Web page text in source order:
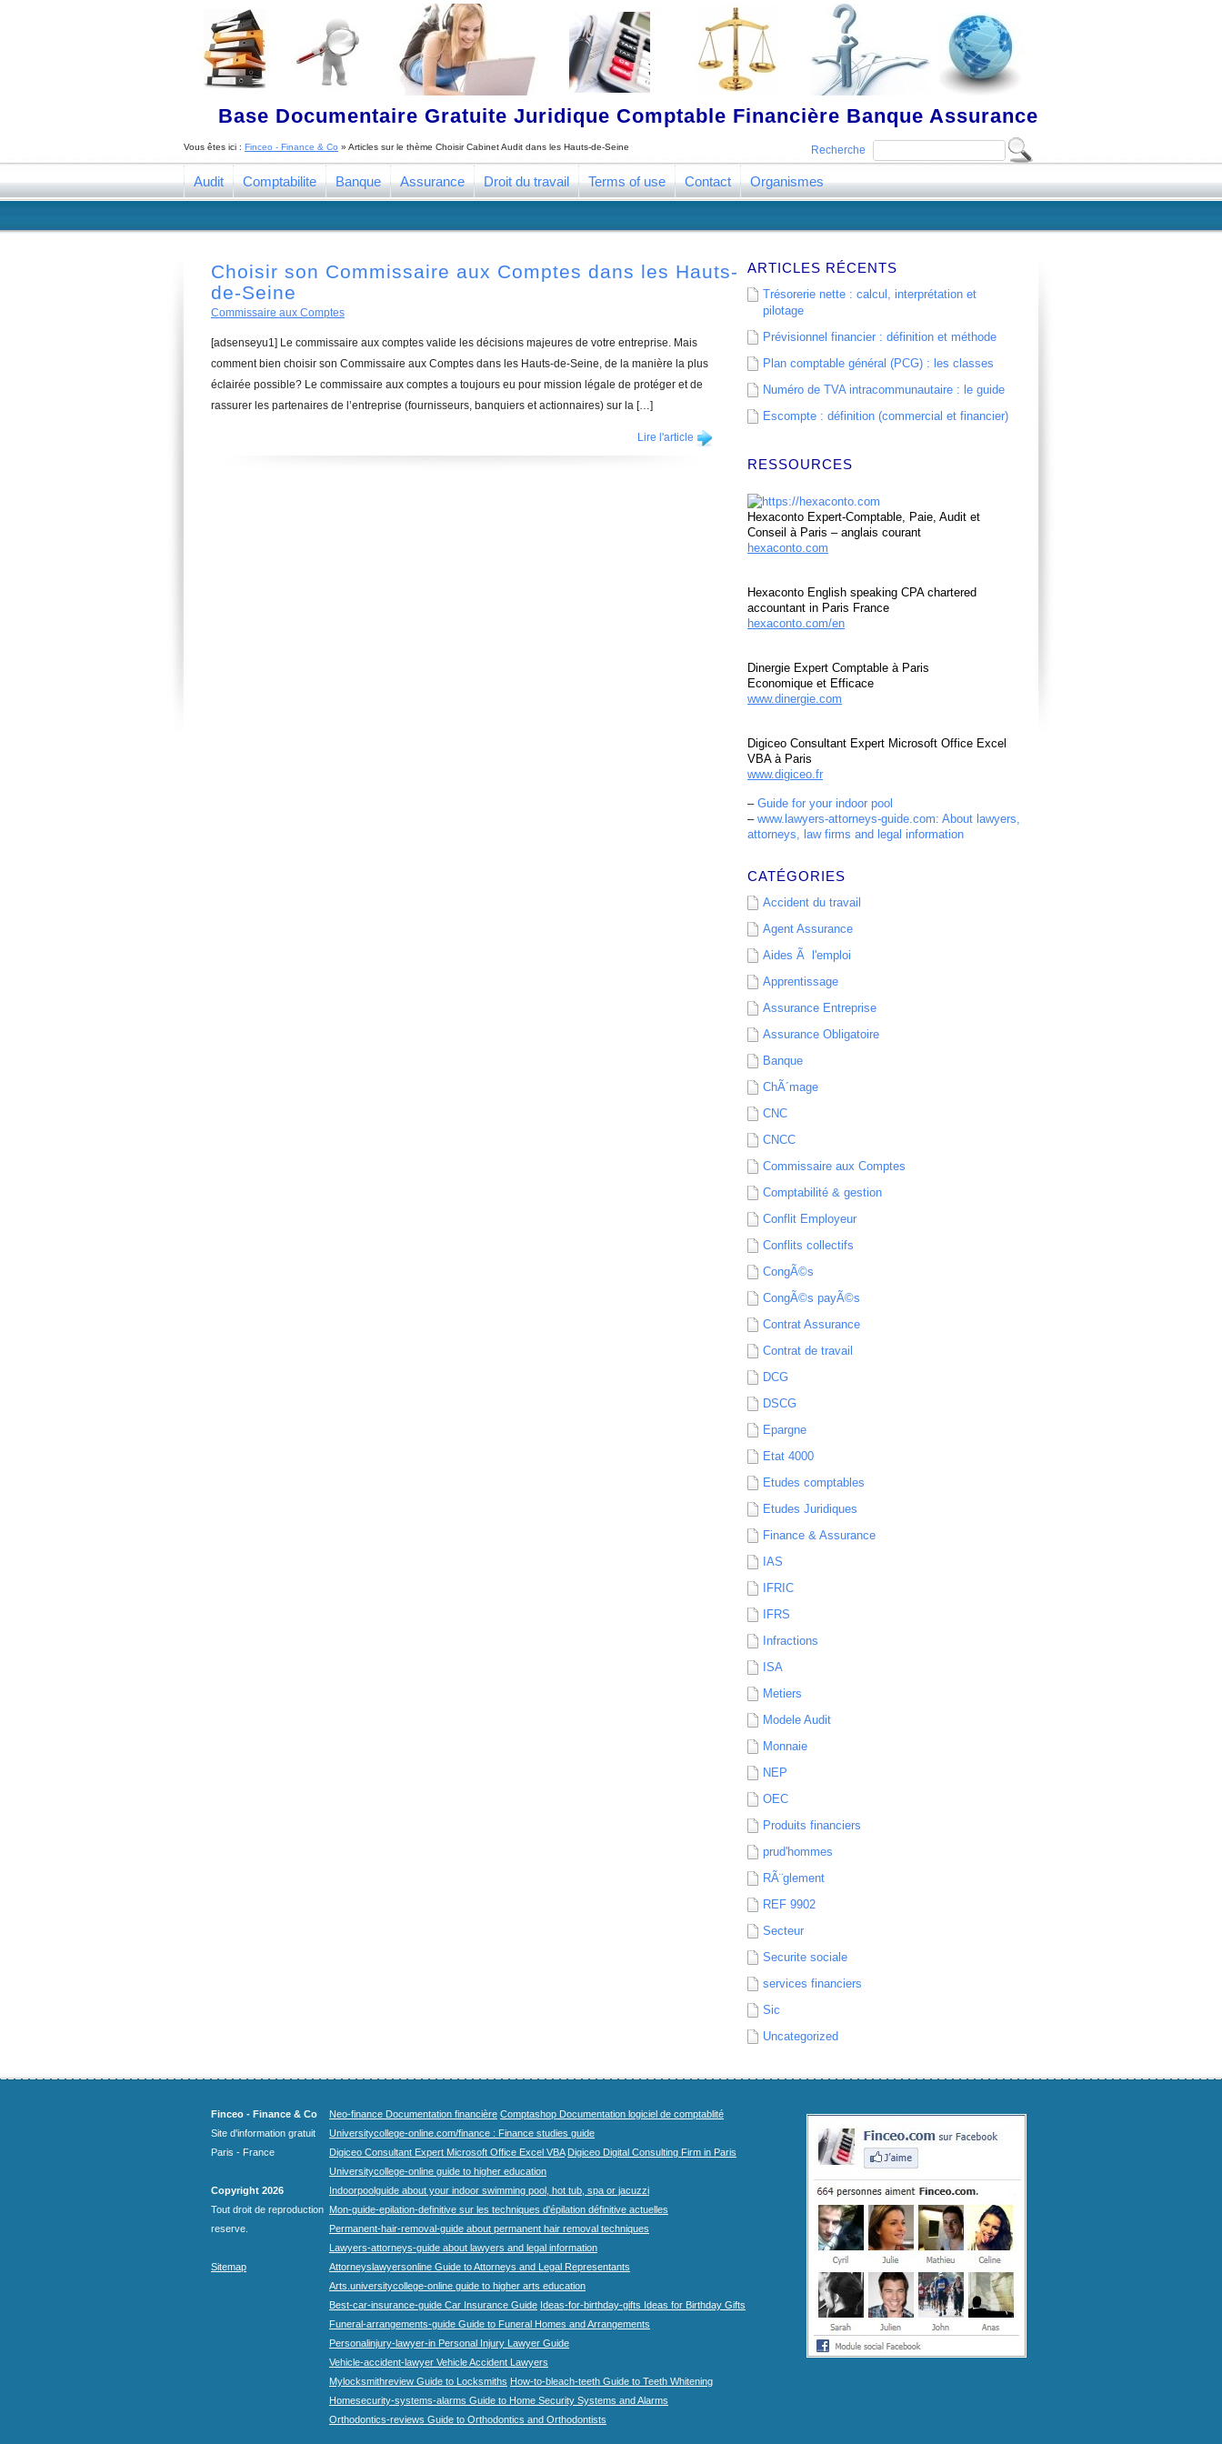
Base Documentaire Gratuite Juridique Comptable Financière Banque Assurance
Recherche
Vous êtes ici : Finceo - Finance & Co » Articles sur le thème Choisir Cabinet Audit dans les Hauts-de-Seine
Audit Comptabilite Banque Assurance Droit du travail Terms of use Contact Organismes
Choisir son Commissaire aux Comptes dans les Hauts-
de-Seine
Commissaire aux Comptes
[adsenseyu1] Le commissaire aux comptes valide les décisions majeures de votre entreprise. Mais
comment bien choisir son Commissaire aux Comptes dans les Hauts-de-Seine, de la manière la plus
éclairée possible? Le commissaire aux comptes a toujours eu pour mission légale de protéger et de
rassurer les partenaires de l’entreprise (fournisseurs, banquiers et actionnaires) sur la […]
Lire l'article
ARTICLES RÉCENTS
Trésorerie nette : calcul, interprétation et
pilotage
Prévisionnel financier : définition et méthode
Plan comptable général (PCG) : les classes
Numéro de TVA intracommunautaire : le guide
Escompte : définition (commercial et financier)
RESSOURCES
Hexaconto Expert-Comptable, Paie, Audit et
Conseil à Paris – anglais courant
hexaconto.com
Hexaconto English speaking CPA chartered
accountant in Paris France
hexaconto.com/en
Dinergie Expert Comptable à Paris
Economique et Efficace
www.dinergie.com
Digiceo Consultant Expert Microsoft Office Excel
VBA à Paris
www.digiceo.fr
– Guide for your indoor pool
– www.lawyers-attorneys-guide.com: About lawyers,
attorneys, law firms and legal information
CATÉGORIES
Accident du travail
Agent Assurance
Aides Ã l'emploi
Apprentissage
Assurance Entreprise
Assurance Obligatoire
Banque
ChÃ´mage
CNC
CNCC
Commissaire aux Comptes
Comptabilité & gestion
Conflit Employeur
Conflits collectifs
CongÃ©s
CongÃ©s payÃ©s
Contrat Assurance
Contrat de travail
DCG
DSCG
Epargne
Etat 4000
Etudes comptables
Etudes Juridiques
Finance & Assurance
IAS
IFRIC
IFRS
Infractions
ISA
Metiers
Modele Audit
Monnaie
NEP
OEC
Produits financiers
prud'hommes
RÃ¨glement
REF 9902
Secteur
Securite sociale
services financiers
Sic
Uncategorized
Finceo - Finance & Co
Site d'information gratuit
Paris - France
Copyright 2026
Tout droit de reproduction
reserve.
Sitemap
Neo-finance Documentation financière Comptashop Documentation logiciel de comptablité
Universitycollege-online.com/finance : Finance studies guide
Digiceo Consultant Expert Microsoft Office Excel VBA Digiceo Digital Consulting Firm in Paris
Universitycollege-online guide to higher education
Indoorpoolguide about your indoor swimming pool, hot tub, spa or jacuzzi
Mon-guide-epilation-definitive sur les techniques d'épilation définitive actuelles
Permanent-hair-removal-guide about permanent hair removal techniques
Lawyers-attorneys-guide about lawyers and legal information
Attorneyslawyersonline Guide to Attorneys and Legal Representants
Arts.universitycollege-online guide to higher arts education
Best-car-insurance-guide Car Insurance Guide Ideas-for-birthday-gifts Ideas for Birthday Gifts
Funeral-arrangements-guide Guide to Funeral Homes and Arrangements
Personalinjury-lawyer-in Personal Injury Lawyer Guide
Vehicle-accident-lawyer Vehicle Accident Lawyers
Mylocksmithreview Guide to Locksmiths How-to-bleach-teeth Guide to Teeth Whitening
Homesecurity-systems-alarms Guide to Home Security Systems and Alarms
Orthodontics-reviews Guide to Orthodontics and Orthodontists